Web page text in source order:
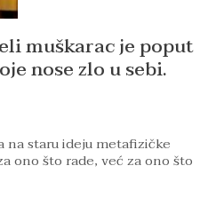
muškarac je poput
nose zlo u sebi.
staru ideju metafizičke
ono što rade, već za ono što